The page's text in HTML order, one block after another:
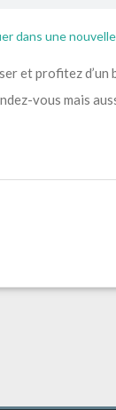
dans une
et profitez
vous mais